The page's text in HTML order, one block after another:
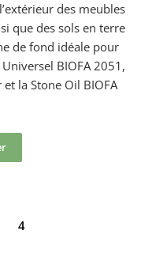
des meubles
que des sols en terre
de fond idéale pour
BIOFA 2051,
la Stone Oil BIOFA
4